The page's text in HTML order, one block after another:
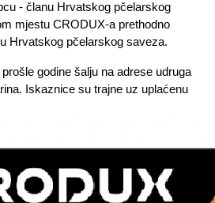
- članu Hrvatskog pčelarskog
mjestu CRODUX-a prethodno
Hrvatskog pčelarskog saveza.
godine šalju na adrese udruga
Iskaznice su trajne uz uplaćenu